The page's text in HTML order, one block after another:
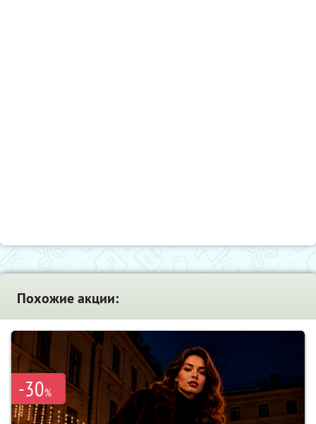
Похожие акции:
-30%